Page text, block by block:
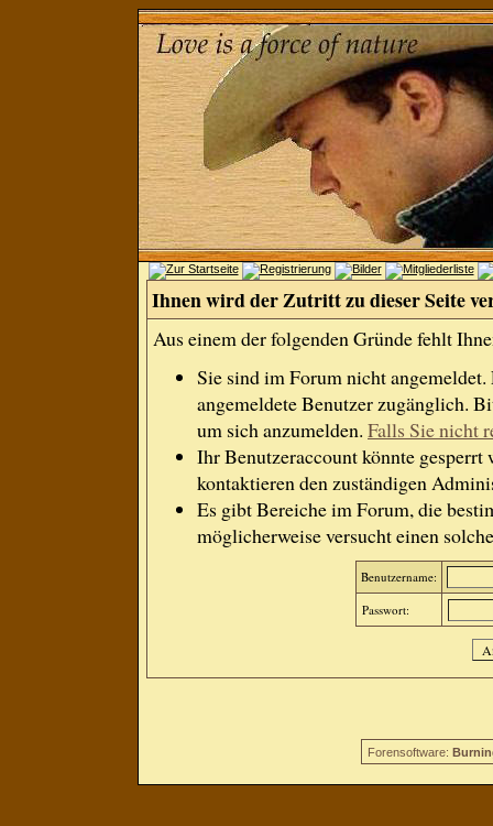
Ihnen wird der Zutritt zu dieser Seite
Aus einem der folgenden Gründe fehlt
Sie sind im Forum nicht
angemeldete Benutzer zugänglich.
um sich anzumelden. Falls Sie nicht
Ihr Benutzeraccount könnte gesperrt
kontaktieren den zuständigen
Es gibt Bereiche im Forum, die
möglicherweise versucht einen
Benutzername:
Passwort:
Forensoftware: